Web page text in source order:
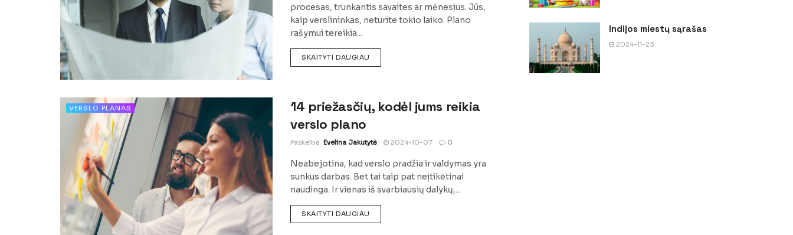
procesas, trunkantis savaites ar mėnesius. Jūs,
kaip verslininkas, neturite tokio laiko. Plano
rašymui tereikia...
SKAITYTI DAUGIAU
VERSLO PLANAS
14 priežasčių, kodėl jums reikia
verslo plano
Paskelbė Evelina Jakutytė 2024-10-07 0
Neabejotina, kad verslo pradžia ir valdymas yra
sunkus darbas. Bet tai taip pat neįtikėtinai
naudinga. Ir vienas iš svarbiausių dalykų,...
SKAITYTI DAUGIAU
Indijos miestų sąrašas
2024-11-23